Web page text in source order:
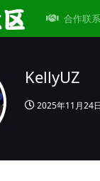
合作联
KellyUZ
2025年11月24日